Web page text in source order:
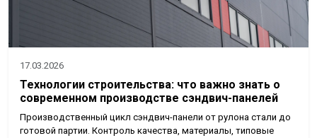
17.03.2026
Технологии строительства: что важно знать о
современном производстве сэндвич-панелей
Производственный цикл сэндвич-панели от рулона стали до
готовой партии. Контроль качества, материалы, типовые